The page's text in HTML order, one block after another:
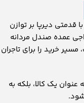
قدمتی دیرپا بر توازن
عمده صندل مردانه
خرید را برای تاجران
‌عنوان یک کالا، بلکه به